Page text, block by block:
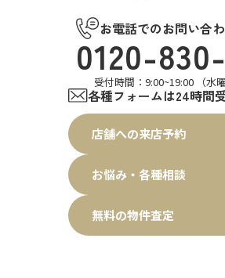
お電話でのお問い合
0120-
受付時間：9:00~19:00 （水曜
各種フォームは24時間
店舗への来店予約
お悩み・各種相談
無料の物件査定